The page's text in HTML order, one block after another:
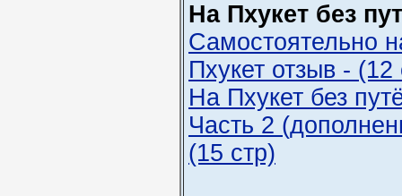
На Пхукет без
Самостоятельно
Пхукет отзыв - (12
На Пхукет без
Часть 2
(15 стр)